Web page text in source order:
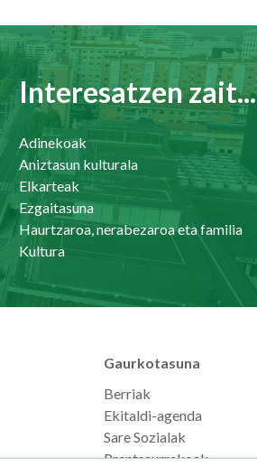
Interesatzen zait...
Adinekoak
Aniztasun kulturala
Elkarteak
Ezgaitasuna
Haurtzaroa, nerabezaroa eta familia
Kultura
Gaurkotasuna
Berriak
Ekitaldi-agenda
Sare Sozialak
Prentsaurrekoak